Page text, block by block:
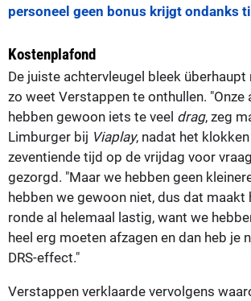
personeel geen bonus krijgt ondanks
Kostenplafond
De juiste achtervleugel bleek überhaupt
zo weet Verstappen te onthullen. "Onze
hebben gewoon iets te veel drag, zeg
Limburger bij Viaplay, nadat het
zeventiende tijd op de vrijdag voor
gezorgd. "Maar we hebben geen
hebben we gewoon niet, dus dat maakt
ronde al helemaal lastig, want we
heel erg moeten afzagen en dan heb je
DRS-effect."
Verstappen verklaarde vervolgens